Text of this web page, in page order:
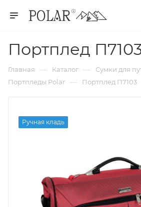
Портплед
Главная — Каталог — Сумки для
Портпледы Polar — Портплед П7103
Ручная кладь